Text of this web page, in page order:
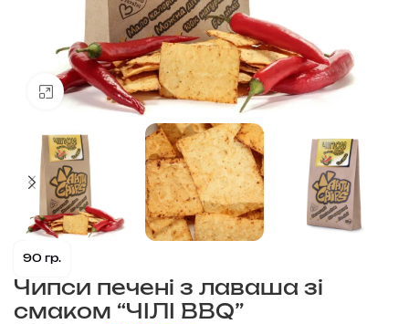
Клацніть, щоб збільшити
Чипси печені з лаваша зі
смаком “ЧІЛІ BBQ”
90 гр.